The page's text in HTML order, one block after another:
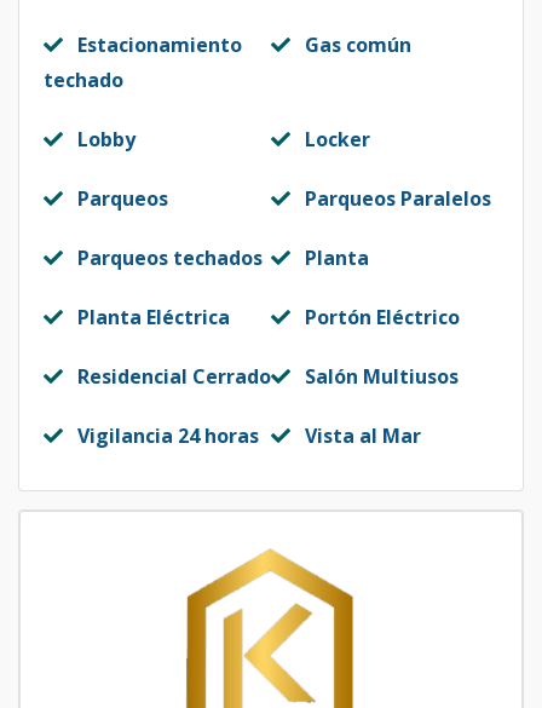
Estacionamiento
techado
Gas común
Lobby Locker
Parqueos Parqueos Paralelos
Parqueos techados Planta
Planta Eléctrica Portón Eléctrico
Residencial Cerrado Salón Multiusos
Vigilancia 24 horas Vista al Mar